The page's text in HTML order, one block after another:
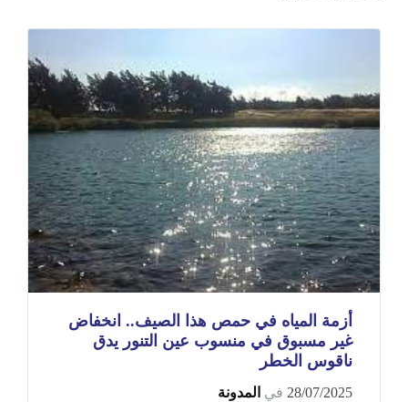
أزمة المياه في حمص هذا الصيف.. انخفاض
غير مسبوق في منسوب عين التنور يدق
ناقوس الخطر
28/07/2025 في المدونة